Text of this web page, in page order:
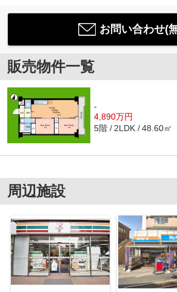
お問い合わせ(
販売物件一覧
-
4,890万円
5階 2LDK 48.60㎡
周辺施設